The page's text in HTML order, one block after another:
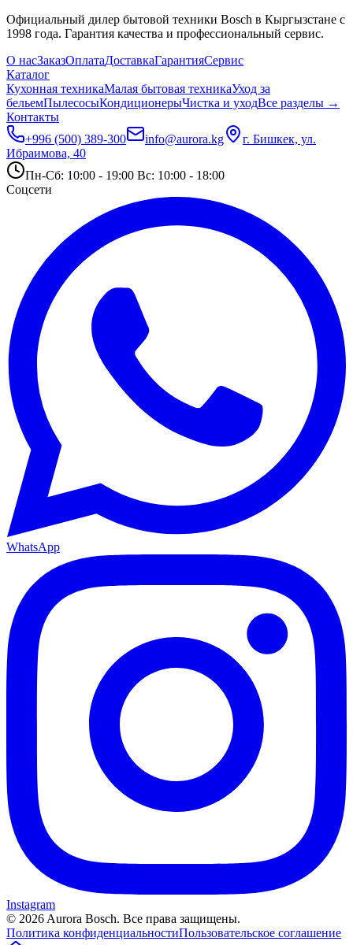
Официальный дилер бытовой техники Bosch в Кыргызстане с
1998 года. Гарантия качества и профессиональный сервис.
О насЗаказОплатаДоставкаГарантияСервис
Каталог
Кухонная техникаМалая бытовая техникаУход за
бельемПылесосыКондиционерыЧистка и уходВсе разделы →
Контакты
+996 (500) 389-300
info@aurora.kg
г. Бишкек, ул.
Ибраимова, 40
Пн-Сб: 10:00 - 19:00 Вс: 10:00 - 18:00
Соцсети
WhatsApp
Instagram
© 2026 Aurora Bosch. Все права защищены.
Политика конфиденциальностиПользовательское соглашение